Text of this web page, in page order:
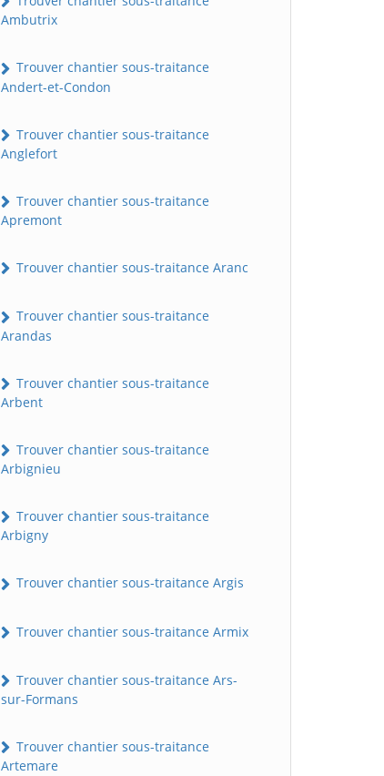
Ambutrix
Trouver chantier sous-traitance
Andert-et-Condon
Trouver chantier sous-traitance
Anglefort
Trouver chantier sous-traitance
Apremont
Trouver chantier sous-traitance Aranc
Trouver chantier sous-traitance
Arandas
Trouver chantier sous-traitance
Arbent
Trouver chantier sous-traitance
Arbignieu
Trouver chantier sous-traitance
Arbigny
Trouver chantier sous-traitance Argis
Trouver chantier sous-traitance Armix
Trouver chantier sous-traitance Ars-
sur-Formans
Trouver chantier sous-traitance
Artemare